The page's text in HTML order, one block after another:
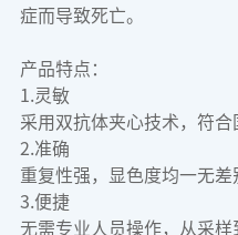
症而导致死亡。
产品特点：
1.灵敏
采用双抗体夹心技术，符合
2.准确
重复性强，显色度均一无差
3.便捷
无需专业人员操作，从采样